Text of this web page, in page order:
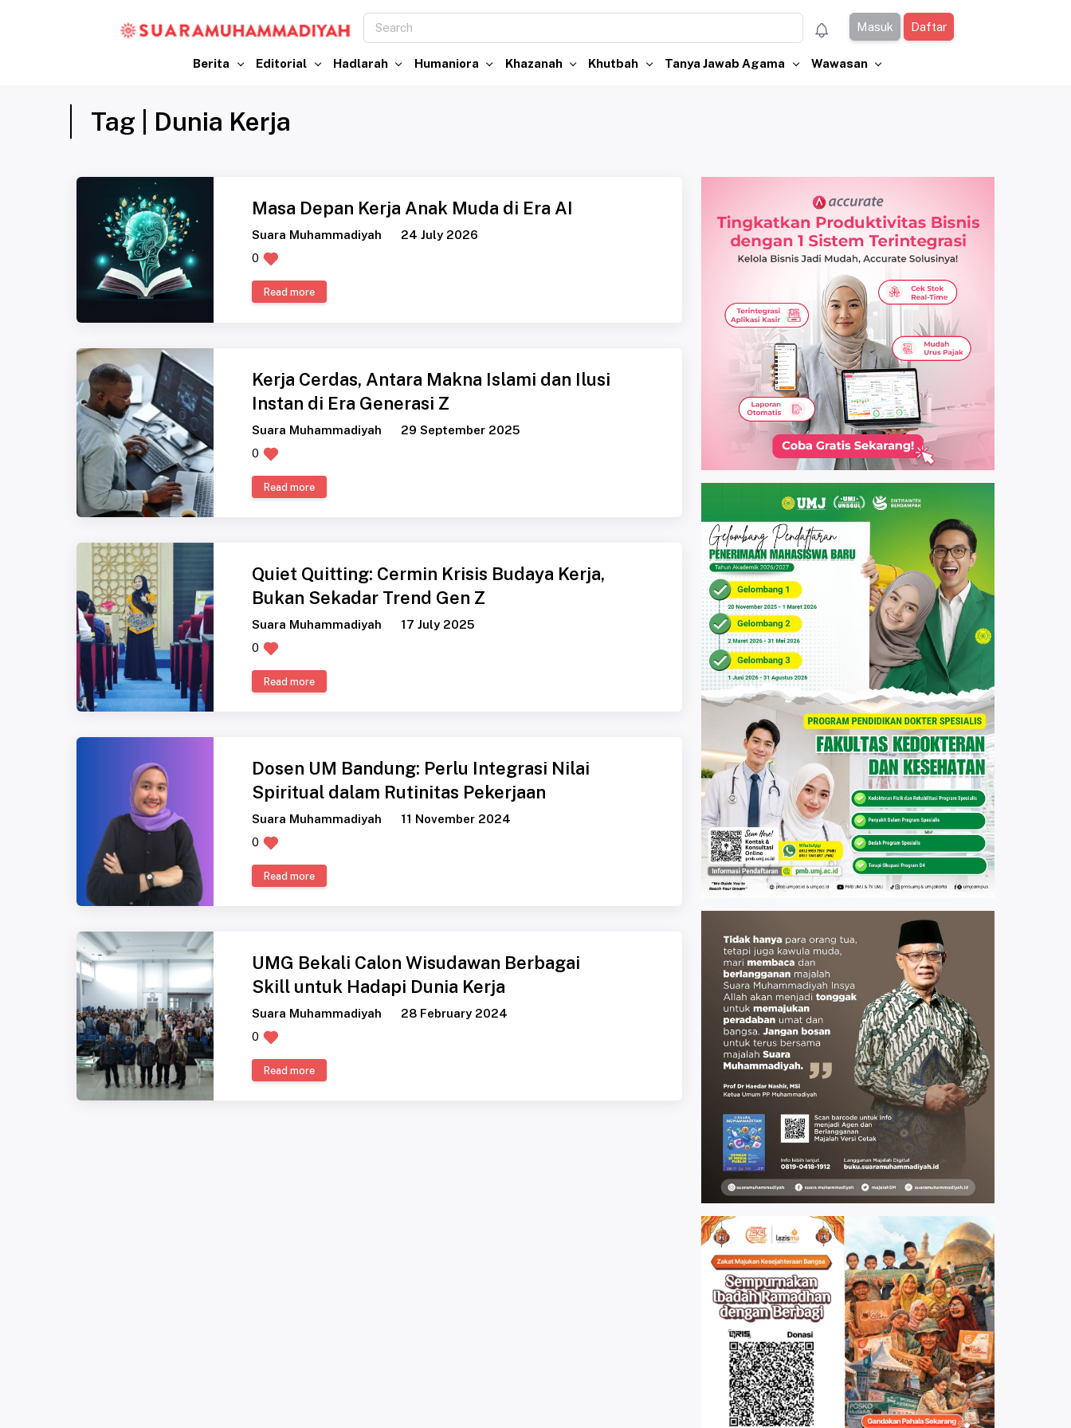
Masuk Daftar
Berita Editorial Hadlarah Humaniora Khazanah Khutbah Tanya Jawab Agama Wawasan
Tag | Dunia Kerja
Masa Depan Kerja Anak Muda di Era AI
Suara Muhammadiyah
24 July 2026
0
Read more
Kerja Cerdas, Antara Makna Islami dan Ilusi
Instan di Era Generasi Z
Suara Muhammadiyah
29 September 2025
0
Read more
Quiet Quitting: Cermin Krisis Budaya Kerja,
Bukan Sekadar Trend Gen Z
Suara Muhammadiyah
17 July 2025
0
Read more
Dosen UM Bandung: Perlu Integrasi Nilai
Spiritual dalam Rutinitas Pekerjaan
Suara Muhammadiyah
11 November 2024
0
Read more
UMG Bekali Calon Wisudawan Berbagai
Skill untuk Hadapi Dunia Kerja
Suara Muhammadiyah
28 February 2024
0
Read more